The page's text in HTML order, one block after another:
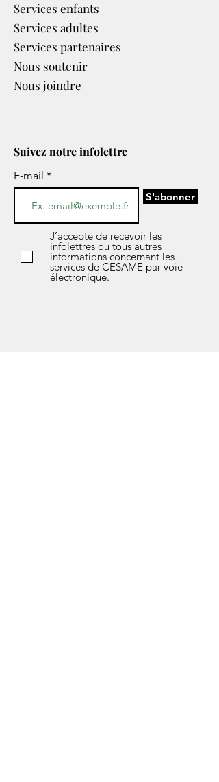
Services enfants
Services adultes
Services partenaires​
Nous soutenir
Nous joindre
Suivez notre infolettre
E-mail
S'abonner
J’accepte de recevoir les
infolettres ou tous autres
informations concernant les
services de CESAME par voie
électronique.